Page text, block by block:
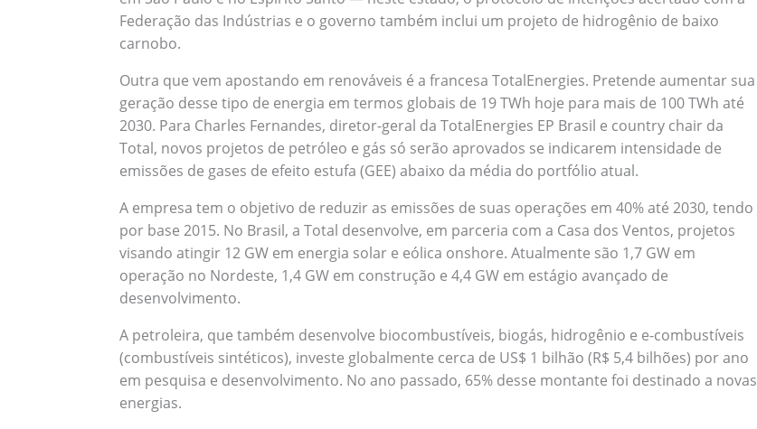
Federação das Indústrias e o governo também inclui um projeto de hidrogênio de baixo
carnobo.
Outra que vem apostando em renováveis é a francesa TotalEnergies. Pretende aumentar sua
geração desse tipo de energia em termos globais de 19 TWh hoje para mais de 100 TWh até
2030. Para Charles Fernandes, diretor-geral da TotalEnergies EP Brasil e country chair da
Total, novos projetos de petróleo e gás só serão aprovados se indicarem intensidade de
emissões de gases de efeito estufa (GEE) abaixo da média do portfólio atual.
A empresa tem o objetivo de reduzir as emissões de suas operações em 40% até 2030, tendo
por base 2015. No Brasil, a Total desenvolve, em parceria com a Casa dos Ventos, projetos
visando atingir 12 GW em energia solar e eólica onshore. Atualmente são 1,7 GW em
operação no Nordeste, 1,4 GW em construção e 4,4 GW em estágio avançado de
desenvolvimento.
A petroleira, que também desenvolve biocombustíveis, biogás, hidrogênio e e-combustíveis
(combustíveis sintéticos), investe globalmente cerca de US$ 1 bilhão (R$ 5,4 bilhões) por ano
em pesquisa e desenvolvimento. No ano passado, 65% desse montante foi destinado a novas
energias.